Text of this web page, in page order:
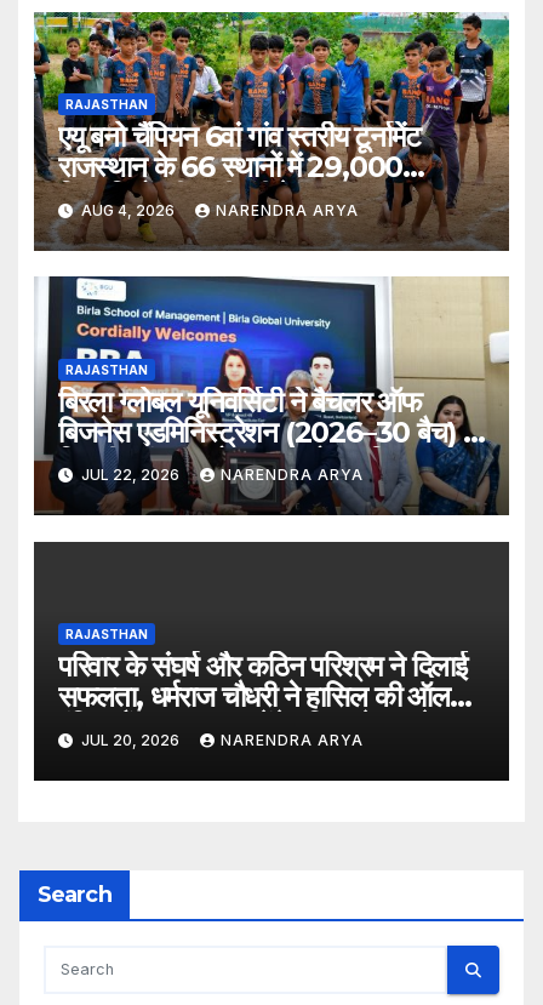
RAJASTHAN
एयू बनो चैंपियन 6वां गांव स्तरीय टूर्नामेंट
राजस्थान के 66 स्थानों में 29,000
खिलाड़ियों की भागीदारी के साथ संपन्न हुआ
AUG 4, 2026 NARENDRA ARYA
RAJASTHAN
बिरला ग्लोबल यूनिवर्सिटी ने बैचलर ऑफ
बिजनेस एडमिनिस्ट्रेशन (2026–30 बैच) के
लिए दीक्षारंभ समारोह का आयोजन किया
JUL 22, 2026 NARENDRA ARYA
RAJASTHAN
परिवार के संघर्ष और कठिन परिश्रम ने दिलाई
सफलता, धर्मराज चौधरी ने हासिल की ऑल
इंडिया रैंक 6400, बनेंगे परिवार के पहले
डॉक्टर
JUL 20, 2026 NARENDRA ARYA
Search